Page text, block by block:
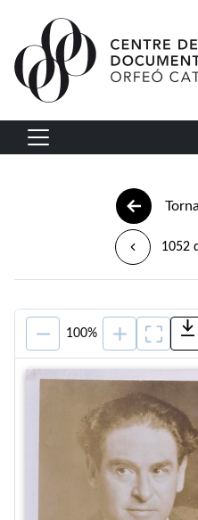
Vés al contingut
Navegació principal
1052
100%